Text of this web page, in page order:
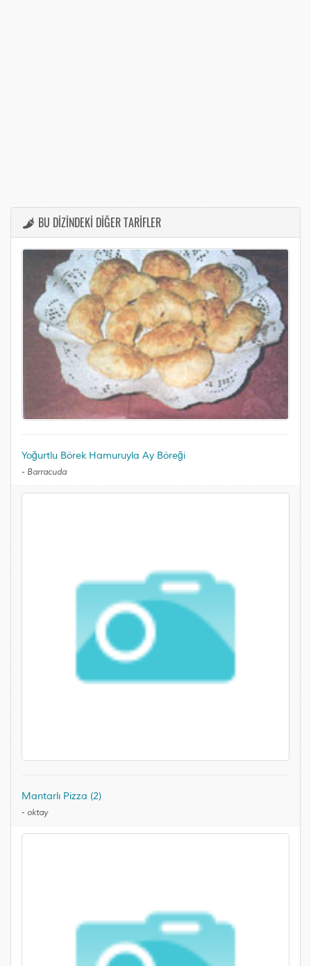
BU DİZİNDEKİ DİĞER TARİFLER
Yoğurtlu Börek Hamuruyla Ay Böreği
- Barracuda
Mantarlı Pizza (2)
- oktay